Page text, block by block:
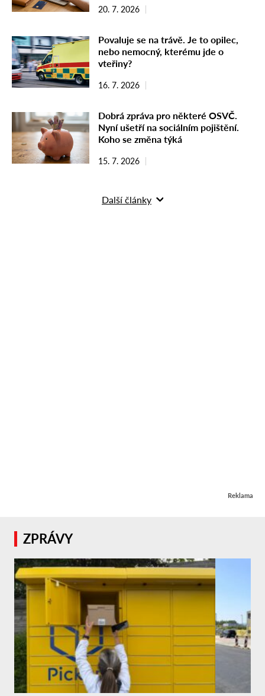
20. 7. 2026
Povaluje se na trávě. Je to opilec,
nebo nemocný, kterému jde o
vteřiny?
16. 7. 2026
Dobrá zpráva pro některé OSVČ.
Nyní ušetří na sociálním pojištění.
Koho se změna týká
15. 7. 2026
Další články
Reklama
ZPRÁVY